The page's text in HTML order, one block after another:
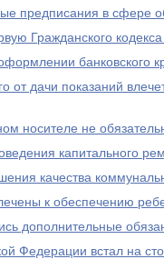
предписания в сфере
Гражданского
банковского
от дачи показаний
носителе не
капитального
качества
к обеспечению
дополнительные
Федерации встал на